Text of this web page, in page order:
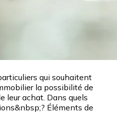
qui souhaitent
la possibilité de
leur achat. Dans quels
Éléments de